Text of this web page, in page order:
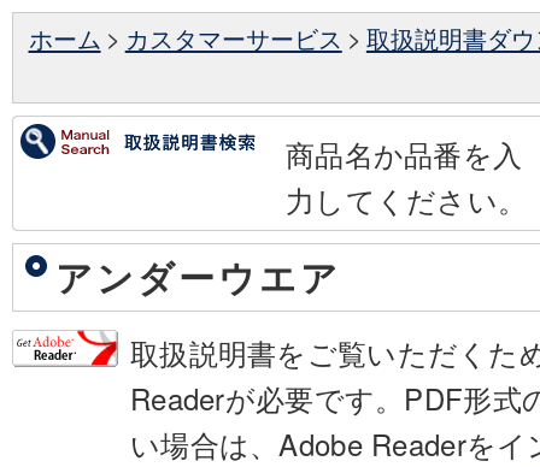
ホーム > カスタマーサービス > 取扱説明書ダ
商品名か品番を入
力してください。
アンダーウエア
取扱説明書をご覧いただくた
Readerが必要です。PDF形
い場合は、Adobe Readerを